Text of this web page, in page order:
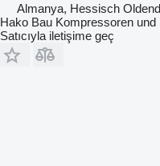
Almanya, Hessisch
Hako Bau Kompressoren
Satıcıyla iletişime geç